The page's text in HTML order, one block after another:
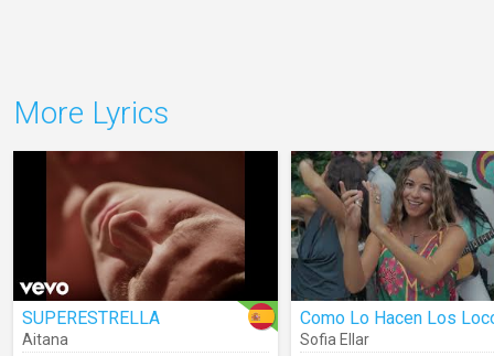
More Lyrics
SUPERESTRELLA
Aitana
Como Lo Hacen Los
Sofia Ellar